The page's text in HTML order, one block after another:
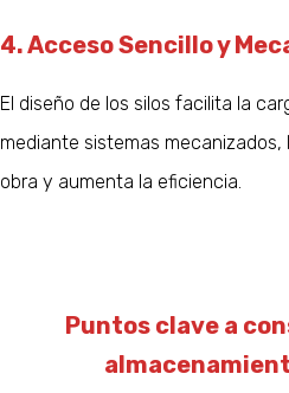
4. Acceso Sencillo y
El diseño de los silos facilita la
mediante sistemas mecanizados,
obra y aumenta la eficiencia.
Puntos clave a